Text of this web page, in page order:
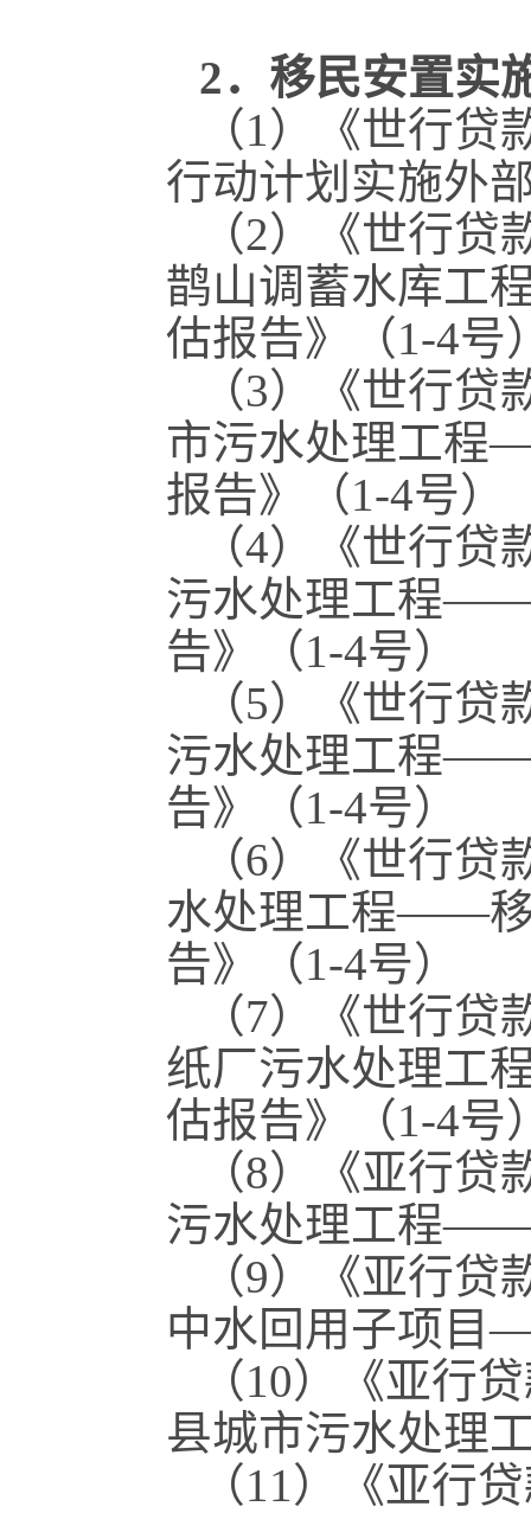
2．移民安置实
（1）《世行
行动计划实施外
（2）《世行
鹊山调蓄水库工
估报告》（1-4号
（3）《世行
市污水处理工程
报告》（1-4号）
（4）《世行
污水处理工程——
告》（1-4号）
（5）《世行
污水处理工程——
告》（1-4号）
（6）《世行
水处理工程——移
告》（1-4号）
（7）《世行
纸厂污水处理工
估报告》（1-4号
（8）《亚行
污水处理工程——
（9）《亚行
中水回用子项目
（10）《亚行
县城市污水处理
（11）《亚行